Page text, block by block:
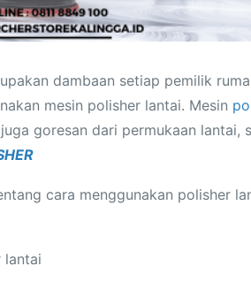
dambaan setiap pemilik
mesin polisher lantai. Mesin
goresan dari permukaan lantai,
cara menggunakan polisher
lantai